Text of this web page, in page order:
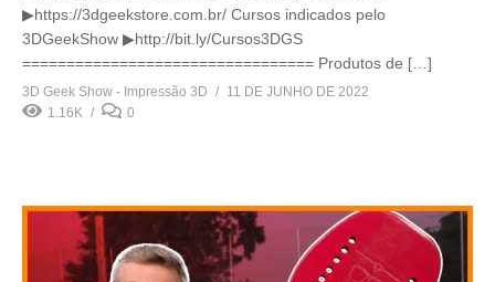
▶https://3dgeekstore.com.br/ Cursos indicados pelo
3DGeekShow ▶http://bit.ly/Cursos3DGS
================================= Produtos de […]
3D Geek Show - Impressão 3D
11 DE JUNHO DE 2022
1.16K
0